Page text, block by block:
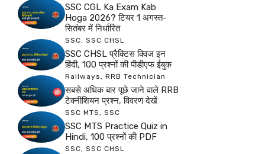
SSC CGL Ka Exam Kab
Hoga 2026? टियर 1 अगस्त-
सितंबर में निर्धारित
SSC, SSC CHSL
SSC CHSL प्रैक्टिस क्विज इन
हिंदी, 100 प्रश्नों की पीडीएफ ईबुक
Railways, RRB Technician
सबसे अधिक बार पूछे जाने वाले RRB
टेक्नीशियन प्रश्न, विवरण देखें
SSC MTS, SSC
SSC MTS Practice Quiz in
Hindi, 100 प्रश्नों की PDF
SSC, SSC CHSL